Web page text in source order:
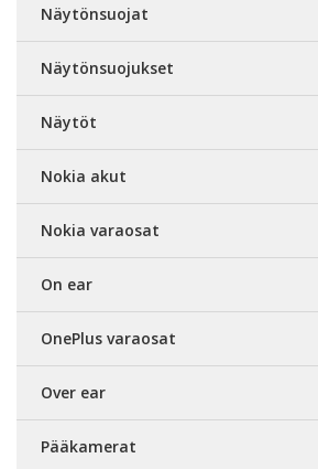
Näytönsuojat
Näytönsuojukset
Näytöt
Nokia akut
Nokia varaosat
On ear
OnePlus varaosat
Over ear
Pääkamerat